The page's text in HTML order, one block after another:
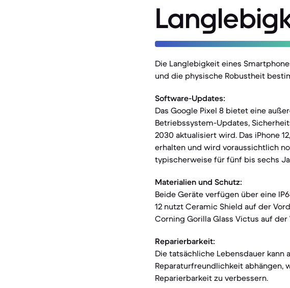
Die Langlebigkeit eines
und die physische Robustheit
Software-Updates:
Das Google Pixel 8 bietet eine
Betriebssystem-Updates,
2030 aktualisiert wird. Das iPhone
erhalten und wird voraussichtlich
typischerweise für fünf bis sechs
Materialien und Schutz:
Beide Geräte verfügen über eine
12 nutzt Ceramic Shield auf der
Corning Gorilla Glass Victus auf
Reparierbarkeit:
Die tatsächliche Lebensdauer kann
Reparaturfreundlichkeit abhängen,
Reparierbarkeit zu verbessern.